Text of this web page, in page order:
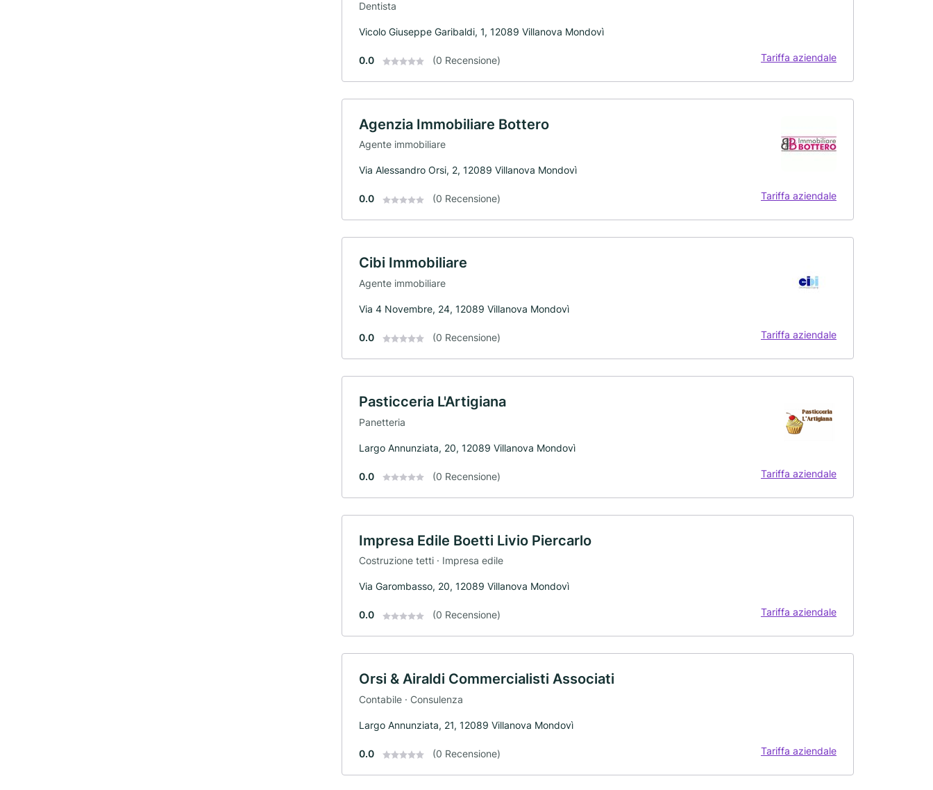
Dentista
Vicolo Giuseppe Garibaldi, 1, 12089 Villanova Mondovì
0.0 (0 Recensione) Tariffa aziendale
Agenzia Immobiliare Bottero
Agente immobiliare
Via Alessandro Orsi, 2, 12089 Villanova Mondovì
0.0 (0 Recensione) Tariffa aziendale
Cibi Immobiliare
Agente immobiliare
Via 4 Novembre, 24, 12089 Villanova Mondovì
0.0 (0 Recensione) Tariffa aziendale
Pasticceria L'Artigiana
Panetteria
Largo Annunziata, 20, 12089 Villanova Mondovì
0.0 (0 Recensione) Tariffa aziendale
Impresa Edile Boetti Livio Piercarlo
Costruzione tetti · Impresa edile
Via Garombasso, 20, 12089 Villanova Mondovì
0.0 (0 Recensione) Tariffa aziendale
Orsi & Airaldi Commercialisti Associati
Contabile · Consulenza
Largo Annunziata, 21, 12089 Villanova Mondovì
0.0 (0 Recensione) Tariffa aziendale